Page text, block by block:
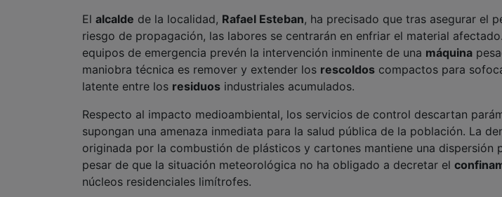
El alcalde de la localidad, Rafael Esteban, ha precisado que tras asegurar el
riesgo de propagación, las labores se centrarán en enfriar el material
equipos de emergencia prevén la intervención inminente de una máquina
maniobra técnica es remover y extender los rescoldos compactos para
latente entre los residuos industriales acumulados.
Respecto al impacto medioambiental, los servicios de control descartan
supongan una amenaza inmediata para la salud pública de la población. La
originada por la combustión de plásticos y cartones mantiene una dispersión
pesar de que la situación meteorológica no ha obligado a decretar el
núcleos residenciales limítrofes.